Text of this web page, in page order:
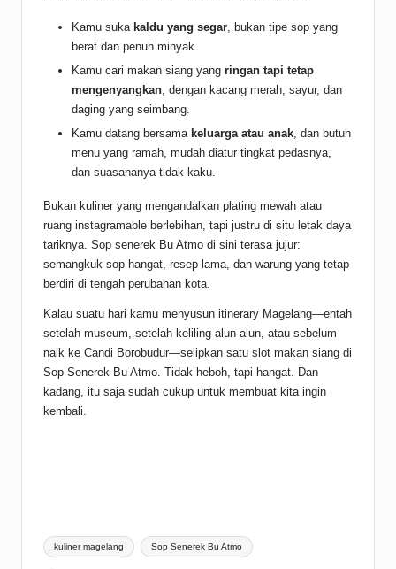
Kamu suka kaldu yang segar , bukan tipe sop yang
berat dan penuh minyak.
Kamu cari makan siang yang ringan tapi tetap
mengenyangkan , dengan kacang merah, sayur, dan
daging yang seimbang.
Kamu datang bersama keluarga atau anak , dan butuh
menu yang ramah, mudah diatur tingkat pedasnya,
dan suasananya tidak kaku.
Bukan kuliner yang mengandalkan plating mewah atau
ruang instagramable berlebihan, tapi justru di situ letak daya
tariknya. Sop senerek Bu Atmo di sini terasa jujur:
semangkuk sop hangat, resep lama, dan warung yang tetap
berdiri di tengah perubahan kota.
Kalau suatu hari kamu menyusun itinerary Magelang—entah
setelah museum, setelah keliling alun-alun, atau sebelum
naik ke Candi Borobudur—selipkan satu slot makan siang di
Sop Senerek Bu Atmo. Tidak heboh, tapi hangat. Dan
kadang, itu saja sudah cukup untuk membuat kita ingin
kembali.
Tags:
kuliner magelang Sop Senerek Bu Atmo